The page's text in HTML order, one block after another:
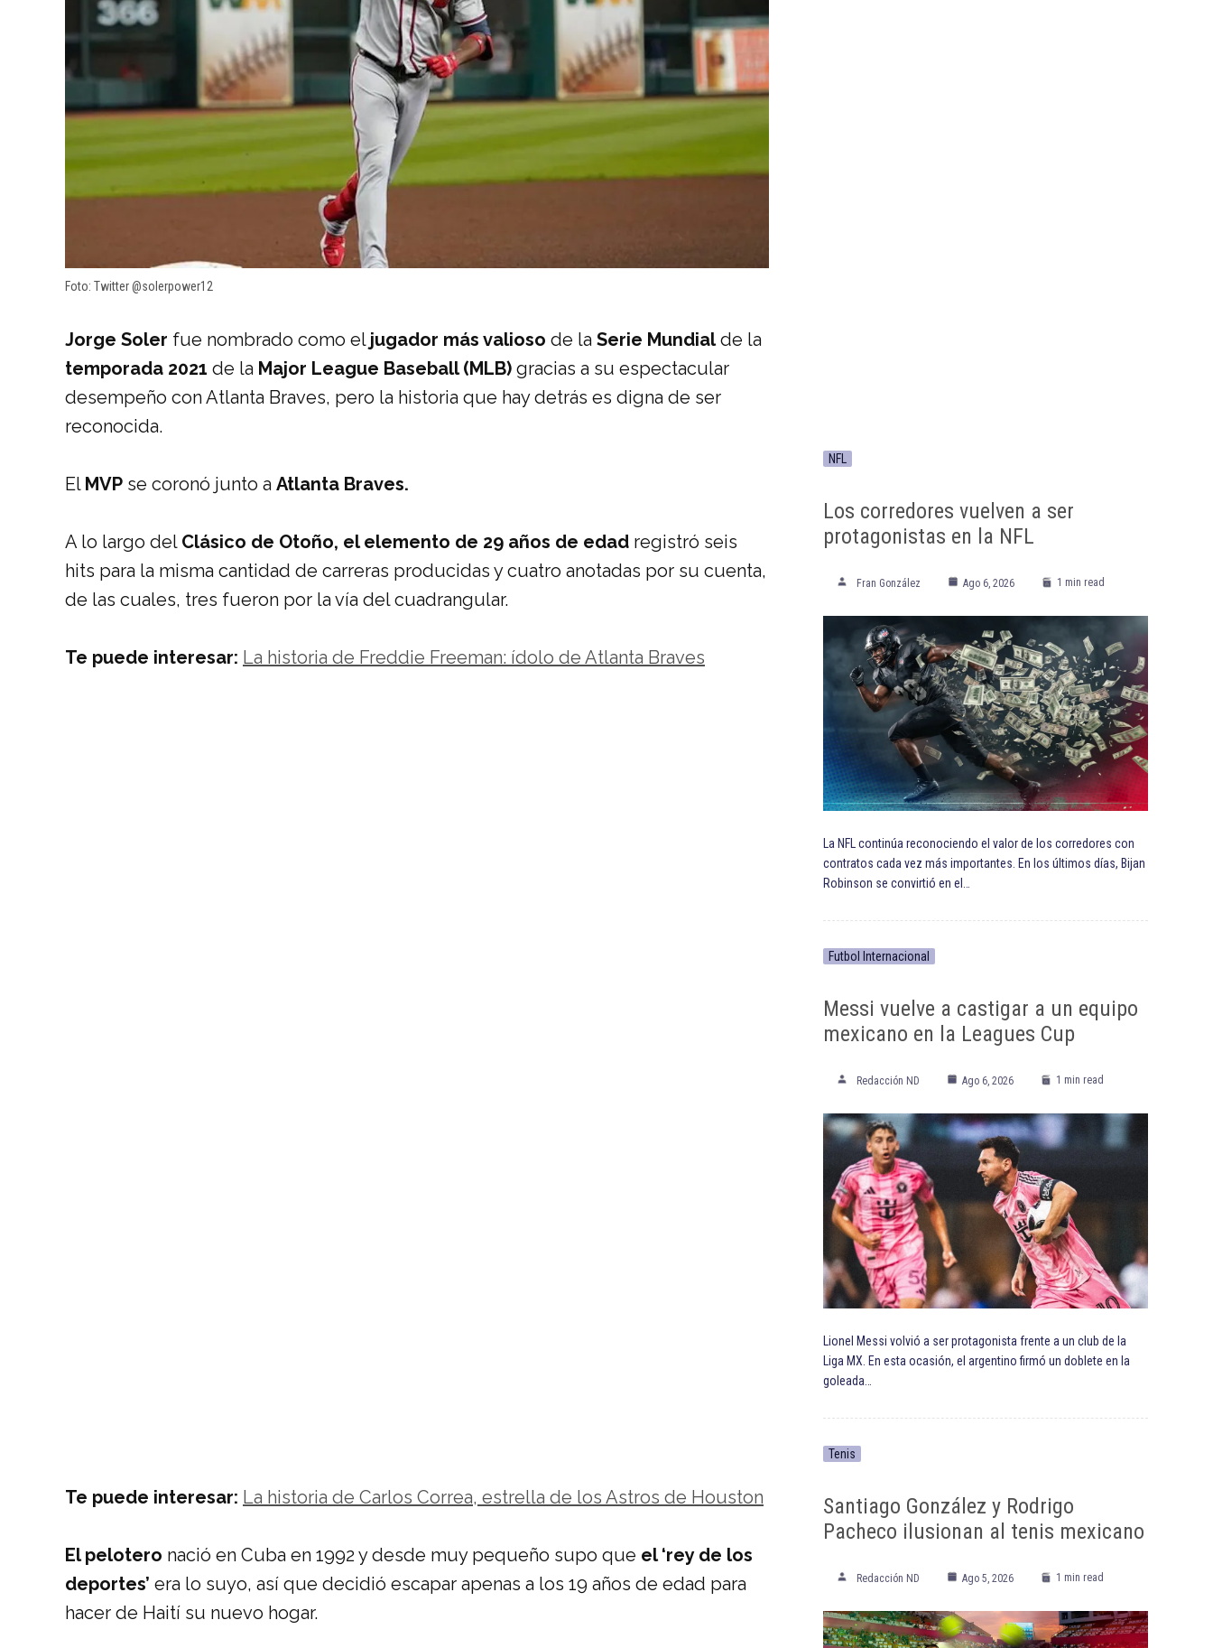
Foto: Twitter @solerpower12
Jorge Soler fue nombrado como el jugador más valioso de la Serie Mundialde la
temporada 2021 de la Major League Baseball (MLB) gracias a su espectacular
desempeño con Atlanta Braves, pero la historia que hay detrás es digna de ser
reconocida.
El MVP se coronó junto a Atlanta Braves.
A lo largo del Clásico de Otoño, el elemento de 29 años de edad registró seis
hits para la misma cantidad de carreras producidas y cuatro anotadas por su cuenta,
de las cuales, tres fueron por la vía del cuadrangular.
Te puede interesar: La historia de Freddie Freeman: ídolo de Atlanta Braves
Te puede interesar: La historia de Carlos Correa, estrella de los Astros de Houston
El pelotero nació en Cuba en 1992 y desde muy pequeño supo que el ‘rey de los
deportes’ era lo suyo, así que decidió escapar apenas a los 19 años de edad para
hacer de Haití su nuevo hogar.
NFL
Los corredores vuelven a ser
protagonistas en la NFL
Fran González Ago 6, 2026 1 min read
La NFL continúa reconociendo el valor de los corredores con
contratos cada vez más importantes. En los últimos días, Bijan
Robinson se convirtió en el…
Futbol Internacional
Messi vuelve a castigar a un equipo
mexicano en la Leagues Cup
Redacción ND Ago 6, 2026 1 min read
Lionel Messi volvió a ser protagonista frente a un club de la
Liga MX. En esta ocasión, el argentino firmó un doblete en la
goleada…
Tenis
Santiago González y Rodrigo
Pacheco ilusionan al tenis mexicano
Redacción ND Ago 5, 2026 1 min read